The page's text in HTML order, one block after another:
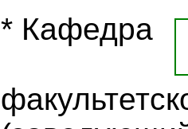
* Кафедра